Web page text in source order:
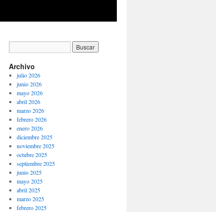
Archivo
julio 2026
junio 2026
mayo 2026
abril 2026
marzo 2026
febrero 2026
enero 2026
diciembre 2025
noviembre 2025
octubre 2025
septiembre 2025
junio 2025
mayo 2025
abril 2025
marzo 2025
febrero 2025